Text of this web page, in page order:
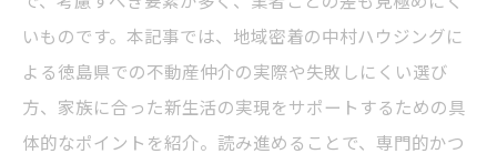
いものです。本記事では、地域密着の中村ハウジングに
よる徳島県での不動産仲介の実際や失敗しにくい選び
方、家族に合った新生活の実現をサポートするための具
体的なポイントを紹介。読み進めることで、専門的かつ